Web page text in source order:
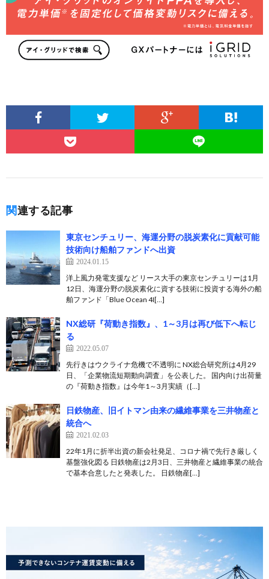
関連する記事
東京センチュリー、海運分野の脱炭素化に貢献可能
技術向け船舶ファンドへ出資
2024.01.15
洋上風力発電支援など リース大手の東京センチュリーは1月
12日、海運分野の脱炭素化に資する技術に投資する海外の船
舶ファンド「Blue Ocean 4I[…]
NX総研『荷動き指数』、1～3月は再び低下へ転じ
る
2022.05.07
先行きはウクライナ危機で不透明に NX総合研究所は4月29
日、「企業物流短期動向調査」を公表した。 国内向け出荷量
の『荷動き指数』は今年1～3月実績（[…]
日鉄物産、旧イトマン由来の繊維事業を三井物産と
統合へ
2021.02.03
22年1月に折半出資の新会社発足、コロナ禍で先行き厳しく
基盤強化図る 日鉄物産は2月3日、三井物産と繊維事業の統合
で基本合意したと発表した。 日鉄物産[…]